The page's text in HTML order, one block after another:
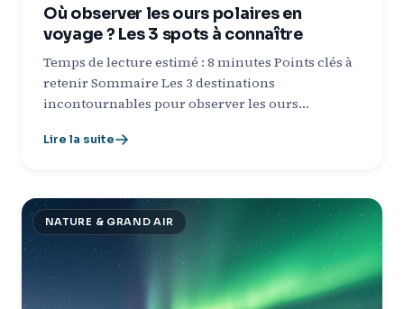
Où observer les ours polaires en
voyage ? Les 3 spots à connaître
Temps de lecture estimé : 8 minutes Points clés à
retenir Sommaire Les 3 destinations
incontournables pour observer les ours…
Lire la suite
NATURE & GRAND AIR